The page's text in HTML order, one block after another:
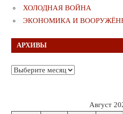
ХОЛОДНАЯ ВОЙНА
ЭКОНОМИКА И
АРХИВЫ
Архивы
Август